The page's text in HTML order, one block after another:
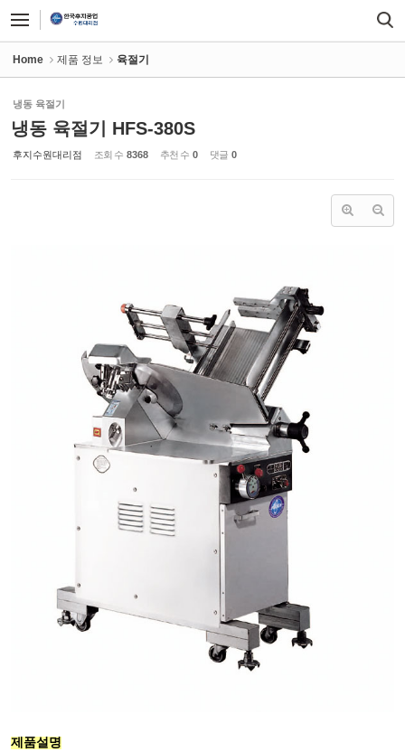
Home 제품 정보 육절기
냉동 육절기
냉동 육절기 HFS-380S
후지수원대리점 조회 수 8368 추천 수 0 댓글 0
제품설명